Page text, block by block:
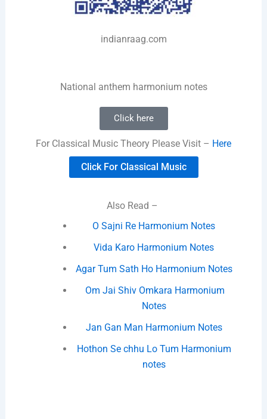
indianraag.com
National anthem harmonium notes
Click here
For Classical Music Theory Please Visit – Here
Click For Classical Music
Also Read –
O Sajni Re Harmonium Notes
Vida Karo Harmonium Notes
Agar Tum Sath Ho Harmonium Notes
Om Jai Shiv Omkara Harmonium
Notes
Jan Gan Man Harmonium Notes
Hothon Se chhu Lo Tum Harmonium
notes